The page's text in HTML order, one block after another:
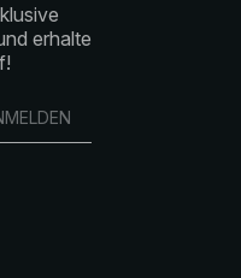
erhalte